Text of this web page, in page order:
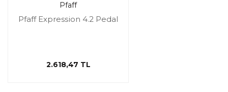
Pfaff
Pfaff Expression 4.2 Pedal
2.618,47 TL